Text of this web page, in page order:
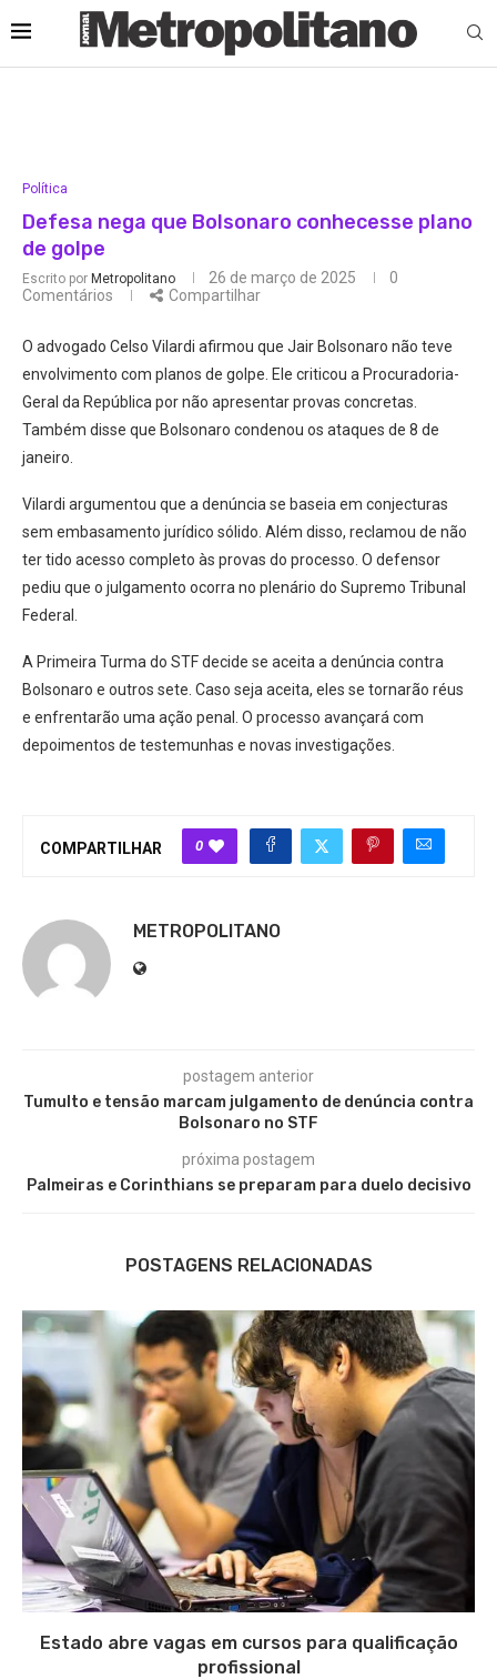
Política
Defesa nega que Bolsonaro conhecesse plano
de golpe
Escrito por Metropolitano 26 de março de 2025
0
Comentários
Compartilhar
O advogado Celso Vilardi afirmou que Jair Bolsonaro não teve
envolvimento com planos de golpe. Ele criticou a Procuradoria-
Geral da República por não apresentar provas concretas.
Também disse que Bolsonaro condenou os ataques de 8 de
janeiro.
Vilardi argumentou que a denúncia se baseia em conjecturas
sem embasamento jurídico sólido. Além disso, reclamou de não
ter tido acesso completo às provas do processo. O defensor
pediu que o julgamento ocorra no plenário do Supremo Tribunal
Federal.
A Primeira Turma do STF decide se aceita a denúncia contra
Bolsonaro e outros sete. Caso seja aceita, eles se tornarão réus
e enfrentarão uma ação penal. O processo avançará com
depoimentos de testemunhas e novas investigações.
COMPARTILHAR 0
METROPOLITANO
postagem anterior
Tumulto e tensão marcam julgamento de denúncia contra
Bolsonaro no STF
próxima postagem
Palmeiras e Corinthians se preparam para duelo decisivo
POSTAGENS RELACIONADAS
Estado abre vagas em cursos para qualificação
profissional